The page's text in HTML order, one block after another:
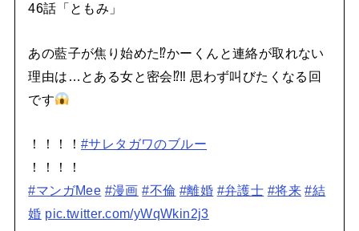
46話「ともみ」
あの藍子が焦り始めた⁉かーくんと連絡が取れない
理由は…とある女と密会⁉‼ 思わず叫びたくなる回
です
！！！！#サレタガワのブルー
！！！！
#マンガMee #漫画 #不倫 #離婚 #弁護士 #将来 #結
婚 pic.twitter.com/yWqWkin2j3